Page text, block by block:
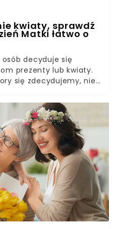
kwiaty, sprawdź
Matki łatwo o
osób decyduje się
prezenty lub kwiaty.
się zdecydujemy, nie